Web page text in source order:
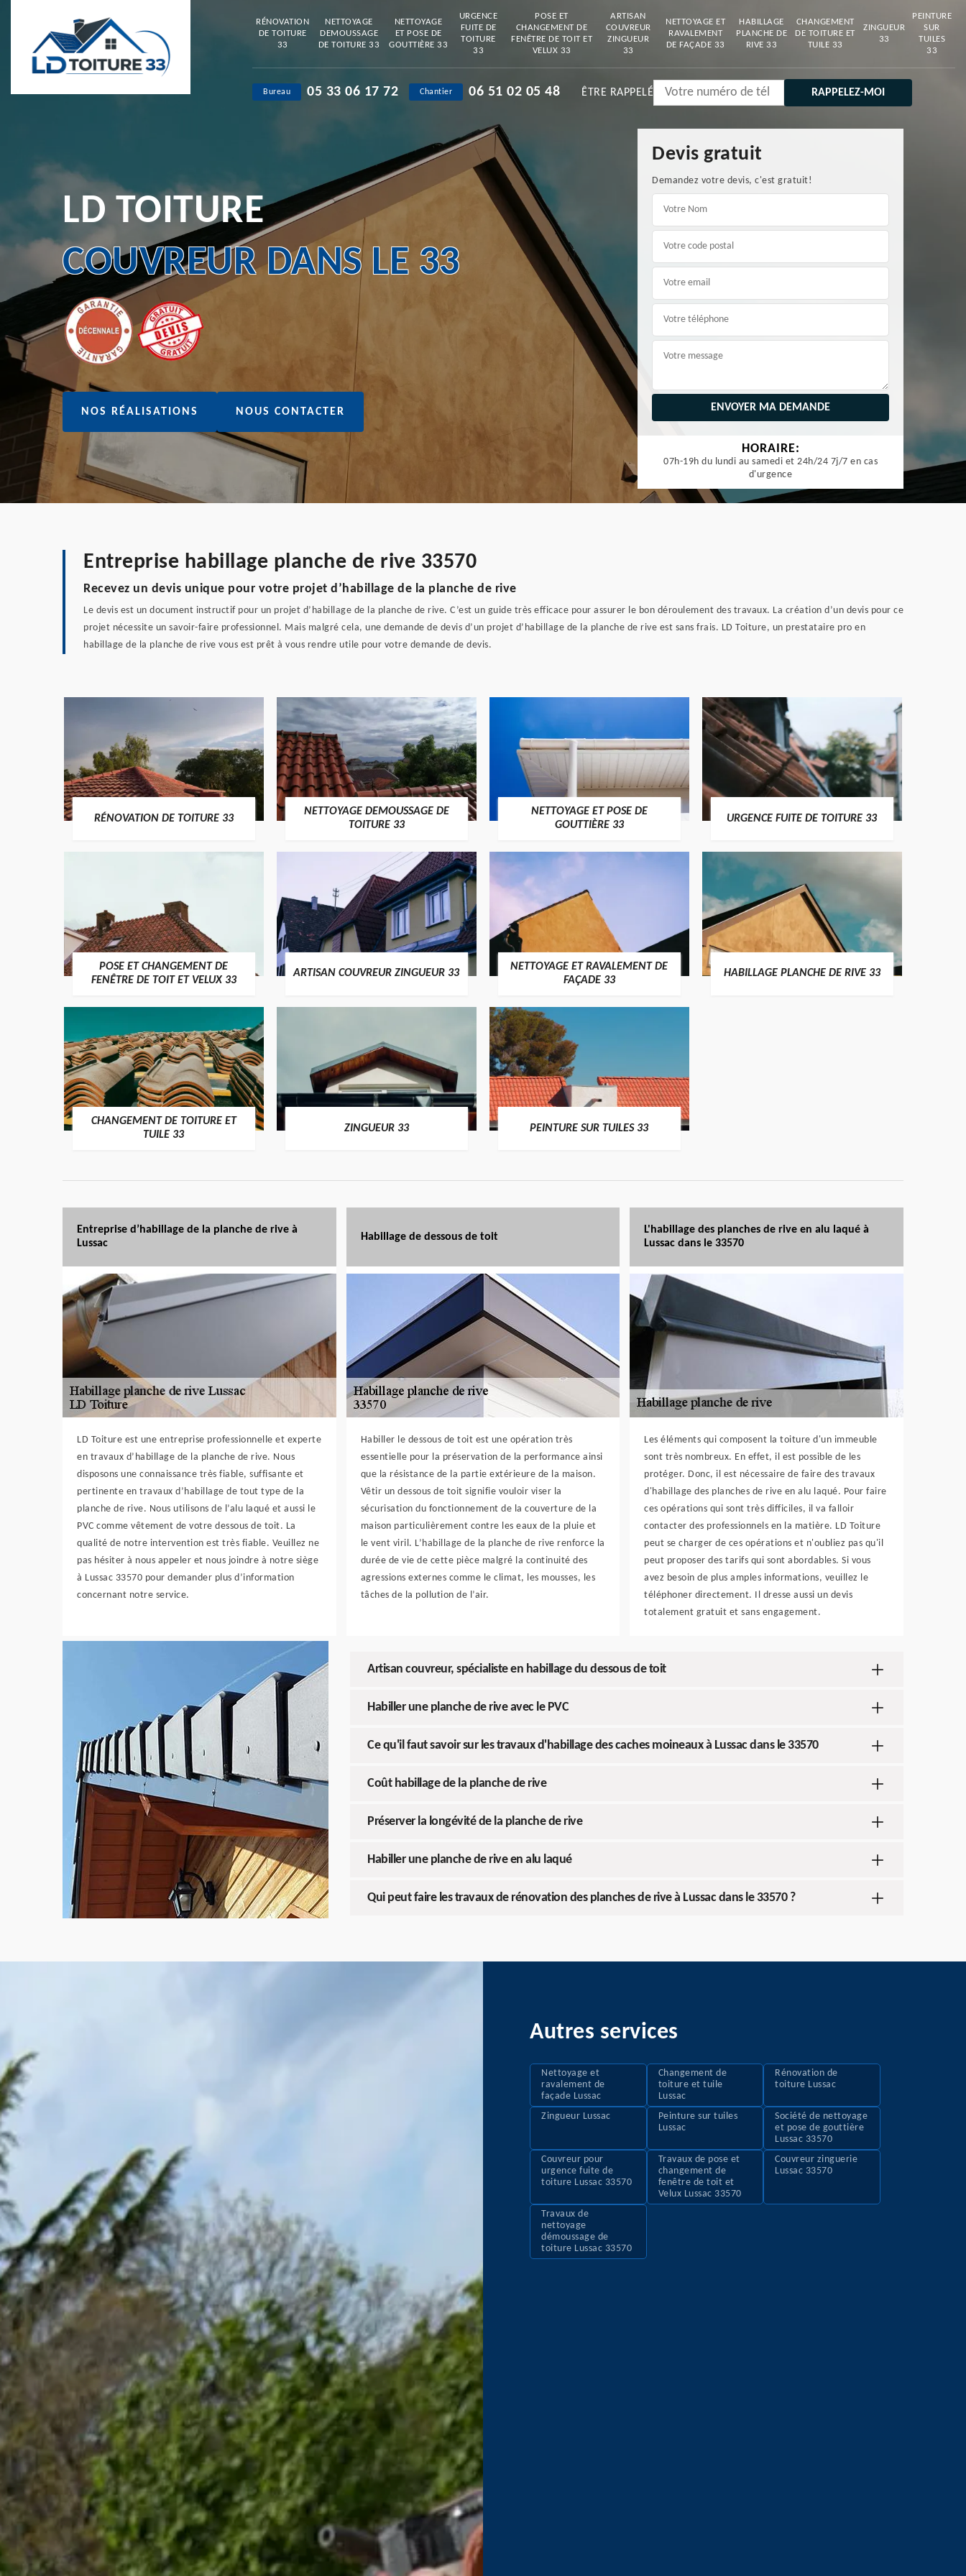
RÉNOVATION
DE TOITURE
33
NETTOYAGE
DEMOUSSAGE
DE TOITURE 33
NETTOYAGE
ET POSE DE
GOUTTIÈRE 33
URGENCE
FUITE DE
TOITURE
33
POSE ET
CHANGEMENT DE
FENÊTRE DE TOIT ET
VELUX 33
ARTISAN
COUVREUR
ZINGUEUR
33
NETTOYAGE ET
RAVALEMENT
DE FAÇADE 33
HABILLAGE
PLANCHE DE
RIVE 33
CHANGEMENT
DE TOITURE ET
TUILE 33
ZINGUEUR
33
PEINTURE
SUR
TUILES
33
Bureau 05 33 06 17 72 Chantier 06 51 02 05 48 ÊTRE RAPPELÉ
LD TOITURE
COUVREUR DANS LE 33
NOS RÉALISATIONS NOUS CONTACTER
Devis gratuit
Demandez votre devis, c'est gratuit!
HORAIRE:
07h-19h du lundi au samedi et 24h/24 7j/7 en cas
d'urgence
Entreprise habillage planche de rive 33570
Recevez un devis unique pour votre projet d’habillage de la planche de rive
Le devis est un document instructif pour un projet d’habillage de la planche de rive. C’est un guide très efficace pour assurer le bon déroulement des travaux. La création d’un devis pour ce
projet nécessite un savoir-faire professionnel. Mais malgré cela, une demande de devis d’un projet d’habillage de la planche de rive est sans frais. LD Toiture, un prestataire pro en
habillage de la planche de rive vous est prêt à vous rendre utile pour votre demande de devis.
RÉNOVATION DE TOITURE 33
NETTOYAGE DEMOUSSAGE DE
TOITURE 33
NETTOYAGE ET POSE DE
GOUTTIÈRE 33
URGENCE FUITE DE TOITURE 33
POSE ET CHANGEMENT DE
FENÊTRE DE TOIT ET VELUX 33
ARTISAN COUVREUR ZINGUEUR 33
NETTOYAGE ET RAVALEMENT DE
FAÇADE 33
HABILLAGE PLANCHE DE RIVE 33
CHANGEMENT DE TOITURE ET
TUILE 33
ZINGUEUR 33 PEINTURE SUR TUILES 33
Entreprise d’habillage de la planche de rive à
Lussac
LD Toiture est une entreprise professionnelle et experte
en travaux d’habillage de la planche de rive. Nous
disposons une connaissance très fiable, suffisante et
pertinente en travaux d’habillage de tout type de la
planche de rive. Nous utilisons de l’alu laqué et aussi le
PVC comme vêtement de votre dessous de toit. La
qualité de notre intervention est très fiable. Veuillez ne
pas hésiter à nous appeler et nous joindre à notre siège
à Lussac 33570 pour demander plus d’information
concernant notre service.
Habillage de dessous de toit
Habiller le dessous de toit est une opération très
essentielle pour la préservation de la performance ainsi
que la résistance de la partie extérieure de la maison.
Vêtir un dessous de toit signifie vouloir viser la
sécurisation du fonctionnement de la couverture de la
maison particulièrement contre les eaux de la pluie et
le vent viril. L’habillage de la planche de rive renforce la
durée de vie de cette pièce malgré la continuité des
agressions externes comme le climat, les mousses, les
tâches de la pollution de l’air.
L'habillage des planches de rive en alu laqué à
Lussac dans le 33570
Les éléments qui composent la toiture d'un immeuble
sont très nombreux. En effet, il est possible de les
protéger. Donc, il est nécessaire de faire des travaux
d'habillage des planches de rive en alu laqué. Pour faire
ces opérations qui sont très difficiles, il va falloir
contacter des professionnels en la matière. LD Toiture
peut se charger de ces opérations et n'oubliez pas qu'il
peut proposer des tarifs qui sont abordables. Si vous
avez besoin de plus amples informations, veuillez le
téléphoner directement. Il dresse aussi un devis
totalement gratuit et sans engagement.
Artisan couvreur, spécialiste en habillage du dessous de toit
Habiller une planche de rive avec le PVC
Ce qu'il faut savoir sur les travaux d'habillage des caches moineaux à Lussac dans le 33570
Coût habillage de la planche de rive
Préserver la longévité de la planche de rive
Habiller une planche de rive en alu laqué
Qui peut faire les travaux de rénovation des planches de rive à Lussac dans le 33570 ?
Autres services
Nettoyage et
ravalement de
façade Lussac
Changement de
toiture et tuile
Lussac
Rénovation de
toiture Lussac
Zingueur Lussac
Peinture sur tuiles
Lussac
Société de nettoyage
et pose de gouttière
Lussac 33570
Couvreur pour
urgence fuite de
toiture Lussac 33570
Travaux de pose et
changement de
fenêtre de toit et
Velux Lussac 33570
Couvreur zinguerie
Lussac 33570
Travaux de
nettoyage
démoussage de
toiture Lussac 33570